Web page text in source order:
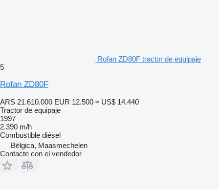
Rofan ZD80F tractor de equipaje
5
Rofan ZD80F
ARS 21.610.000 EUR 12.500 ≈ US$ 14.440
Tractor de equipaje
1997
2.390 m/h
Combustible diésel
Bélgica, Maasmechelen
Contacte con el vendedor